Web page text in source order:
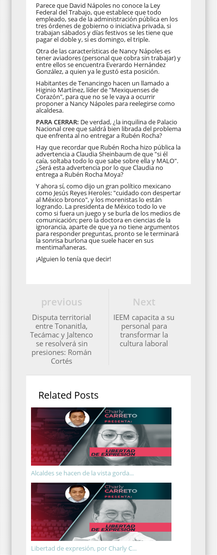
Parece que David Nápoles no conoce la Ley
Federal del Trabajo, que establece que todo
empleado, sea de la administración pública en los
tres órdenes de gobierno o iniciativa privada, si
trabajan sábados y días festivos se les tiene que
pagar el doble y, si es domingo, el triple.
Otra de las características de Nancy Nápoles es
tener aviadores (personal que cobra sin trabajar) y
entre ellos se encuentra Everardo Hernández
González, a quien ya le gustó esta posición.
Habitantes de Tenancingo hacen un llamado a
Higinio Martínez, líder de "Mexiquenses de
Corazón", para que no se le vaya a ocurrir
proponer a Nancy Nápoles para reelegirse como
alcaldesa.
PARA CERRAR: De verdad, ¿la inquilina de Palacio
Nacional cree que saldrá bien librada del problema
que enfrenta al no entregar a Rubén Rocha?
Hay que recordar que Rubén Rocha hizo pública la
advertencia a Claudia Sheinbaum de que "si él
caía, soltaba todo lo que sabe sobre ella y MALO".
¿Será esta advertencia por lo que Claudia no
entrega a Rubén Rocha Moya?
Y ahora sí, como dijo un gran político mexicano
como Jesús Reyes Heroles: "cuidado con despertar
al México bronco", y los morenistas lo están
logrando. La presidenta de México todo lo ve
como si fuera un juego y se burla de los medios de
comunicación; pero la doctora en ciencias de la
ignorancia, aparte de que ya no tiene argumentos
para responder preguntas, pronto se le terminará
la sonrisa burlona que suele hacer en sus
mentimañaneras.
¡Alguien lo tenía que decir!
Next
IEEM capacita a su
personal para
transformar la
cultura laboral
previous
Disputa territorial
entre Tonanitla,
Tecámac y Jaltenco
se resolverá sin
presiones: Román
Cortés
Related Posts
Alcaldes se hacen de la vista gorda...
Libertad de expresión, por Charly C...